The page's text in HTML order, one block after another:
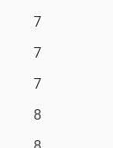
7
7
7
8